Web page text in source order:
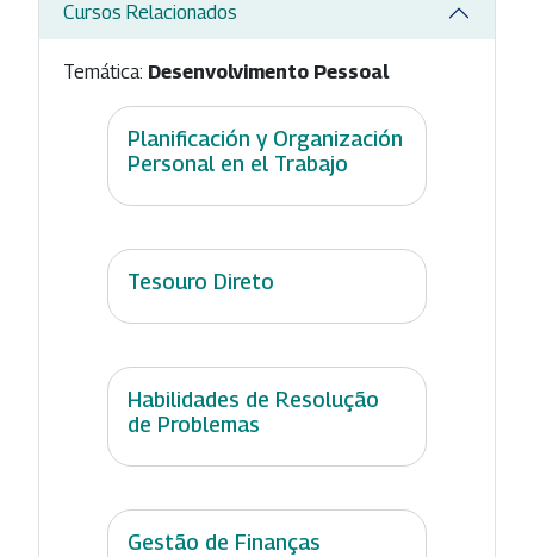
Cursos Relacionados
Temática: Desenvolvimento Pessoal
Planificación y Organización
Personal en el Trabajo
Tesouro Direto
Habilidades de Resolução
de Problemas
Gestão de Finanças